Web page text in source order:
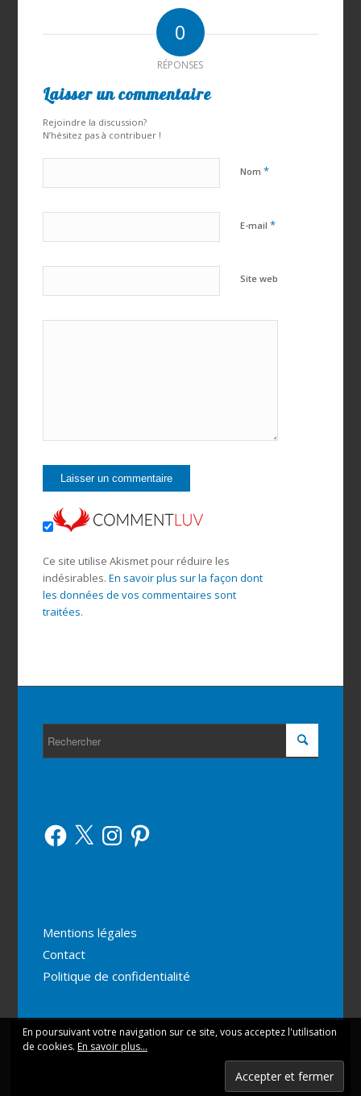
0
RÉPONSES
Laisser un commentaire
Rejoindre la discussion?
N’hésitez pas à contribuer !
Nom *
E-mail *
Site web
Ce site utilise Akismet pour réduire les
indésirables. En savoir plus sur la façon dont
les données de vos commentaires sont
traitées.
Facebook
X InstagramPinterest
Mentions légales
Contact
Politique de confidentialité
Enfold Theme by Kriesi
Ce site utilise des cookies. En continuant votre navigation
vous acceptez leur utilisation.
En savoir plus
En poursuivant votre navigation sur ce site, vous acceptez l'utilisation
de cookies. En savoir plus...